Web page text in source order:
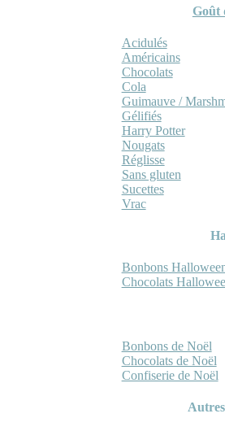
Goût
Acidulés
Américains
Chocolats
Cola
Guimauve /
Gélifiés
Harry Potter
Nougats
Réglisse
Sans gluten
Sucettes
Vrac
Bonbons
Chocolats
Bonbons de Noël
Chocolats de Noël
Confiserie de Noël